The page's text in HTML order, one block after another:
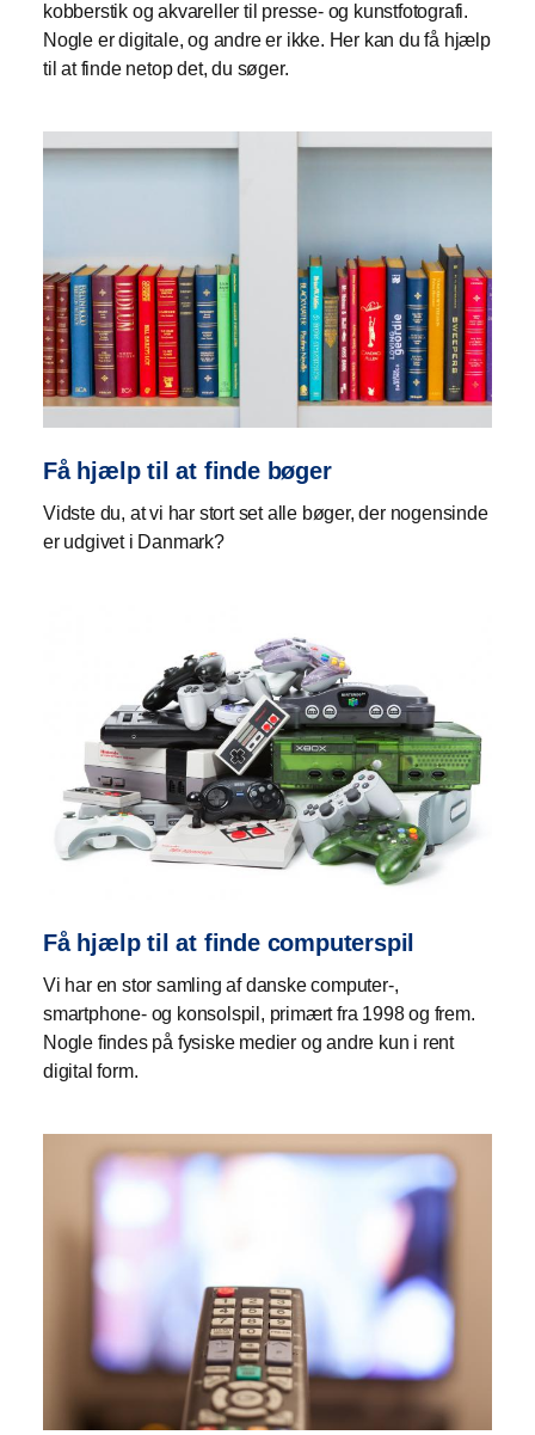
kobberstik og akvareller til presse- og kunstfotografi.
Nogle er digitale, og andre er ikke. Her kan du få hjælp
til at finde netop det, du søger.
Få hjælp til at finde bøger
Vidste du, at vi har stort set alle bøger, der nogensinde
er udgivet i Danmark?
Få hjælp til at finde computerspil
Vi har en stor samling af danske computer-,
smartphone- og konsolspil, primært fra 1998 og frem.
Nogle findes på fysiske medier og andre kun i rent
digital form.